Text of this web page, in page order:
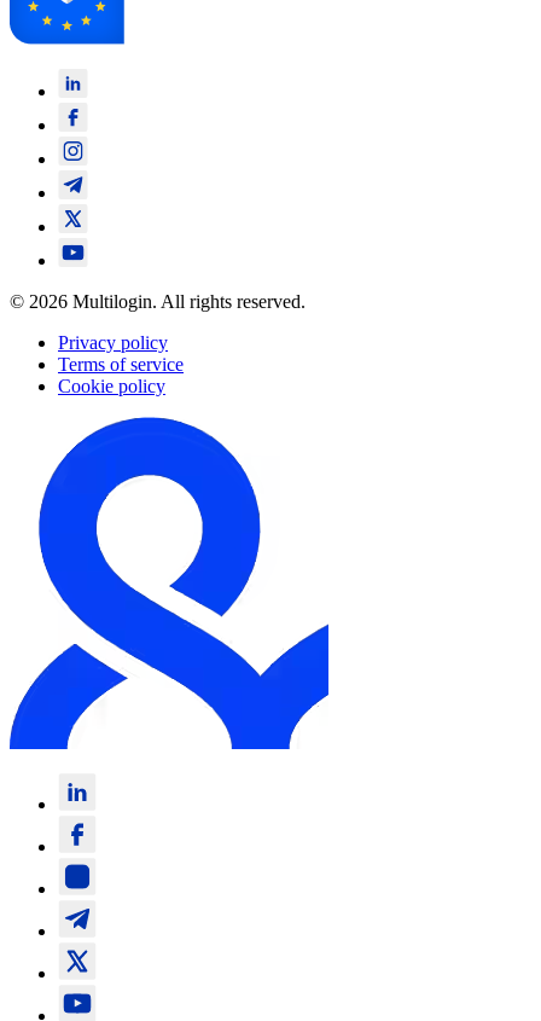
© 2026 Multilogin. All rights reserved.
Privacy policy
Terms of service
Cookie policy